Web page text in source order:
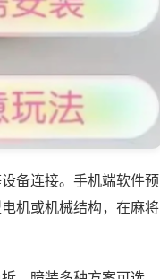
备连接。手机端软件预
机或机械结构，在麻将